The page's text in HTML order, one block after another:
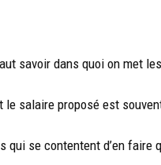
savoir dans quoi on met
le salaire proposé est
se contentent d’en faire